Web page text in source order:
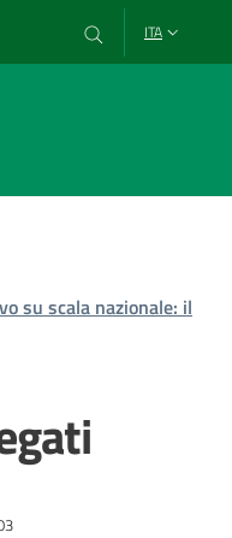
ITA
su scala nazionale: il